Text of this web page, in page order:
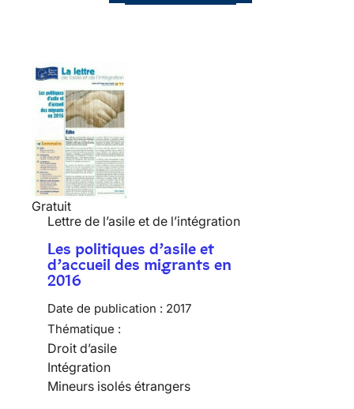
Gratuit
Lettre de l’asile et de l’intégration
Les politiques d’asile et
d’accueil des migrants en
2016
Date de publication : 2017
Thématique :
Droit d’asile
Intégration
Mineurs isolés étrangers